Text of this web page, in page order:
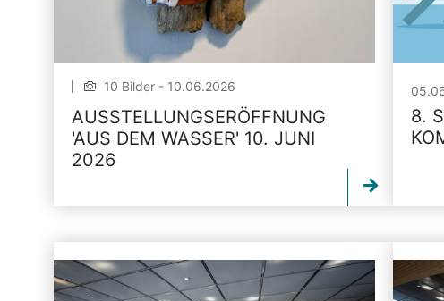
10 Bilder - 10.06.2026
AUSSTELLUNGSERÖFFNUNG
'AUS DEM WASSER' 10. JUNI
2026
8.